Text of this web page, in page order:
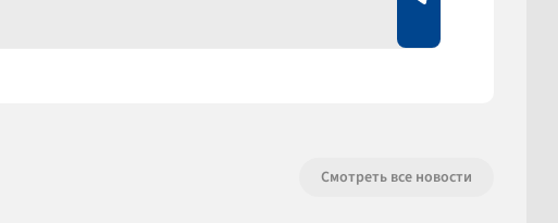
Смотреть все новости